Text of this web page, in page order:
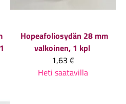
Hopeafoliosydän 28 mm
valkoinen, 1 kpl
1,63 €
Heti saatavilla